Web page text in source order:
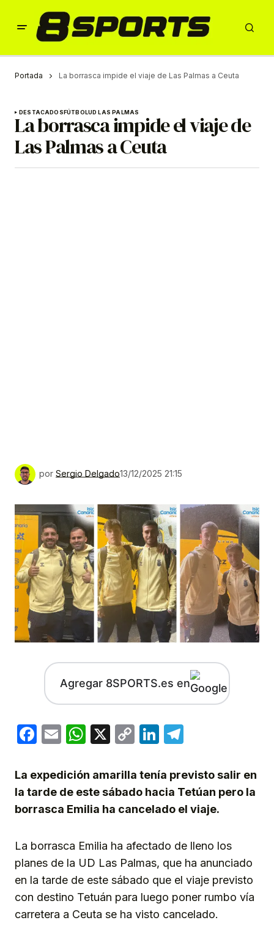
Portada La borrasca impide el viaje de Las Palmas a Ceuta
DESTACADOSFÚTBOLUD LAS PALMAS
La borrasca impide el viaje de
Las Palmas a Ceuta
por Sergio Delgado13/12/2025 21:15
Agregar 8SPORTS.es en
Facebook
EmailWhatsApp
X
CopyLinkedIn
La expedición amarilla tenía previsto salir en
la tarde de este sábado hacia Tetúan pero la
borrasca Emilia ha cancelado el viaje.
La borrasca Emilia ha afectado de lleno los
planes de la UD Las Palmas, que ha anunciado
en la tarde de este sábado que el viaje previsto
con destino Tetuán para luego poner rumbo vía
carretera a Ceuta se ha visto cancelado.